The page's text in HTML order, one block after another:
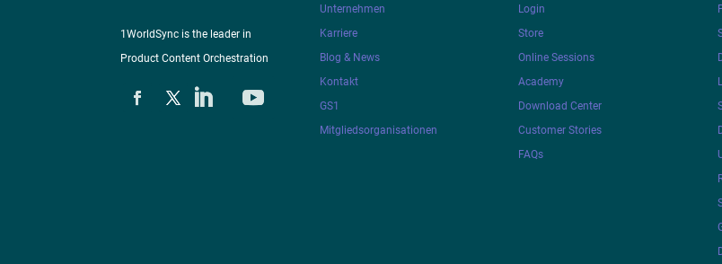
1WorldSync is the leader in
Product Content Orchestration
Unternehmen
Karriere
Blog & News
Kontakt
GS1
Mitgliedsorganisationen
Login
Store
Online Sessions
Academy
Download Center
Customer Stories
FAQs